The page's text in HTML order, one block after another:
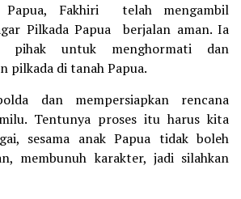
Papua, Fakhiri telah mengambil
Pilkada Papua berjalan aman. Ia
pihak untuk menghormati dan
pilkada di tanah Papua.
dan mempersiapkan rencana
Tentunya proses itu harus kita
sesama anak Papua tidak boleh
membunuh karakter, jadi silahkan